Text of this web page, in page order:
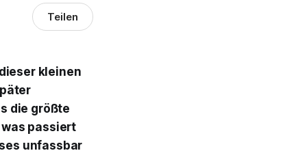
Teilen
kleinen
die größte
passiert
unfassbar